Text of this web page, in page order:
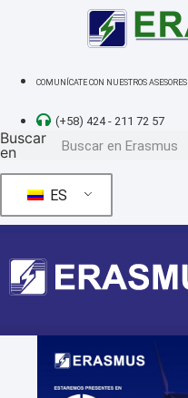
COMUNÍCATE CON NUESTROS ASESORES
(+58) 424 - 211 72 57
Buscar
en
ES